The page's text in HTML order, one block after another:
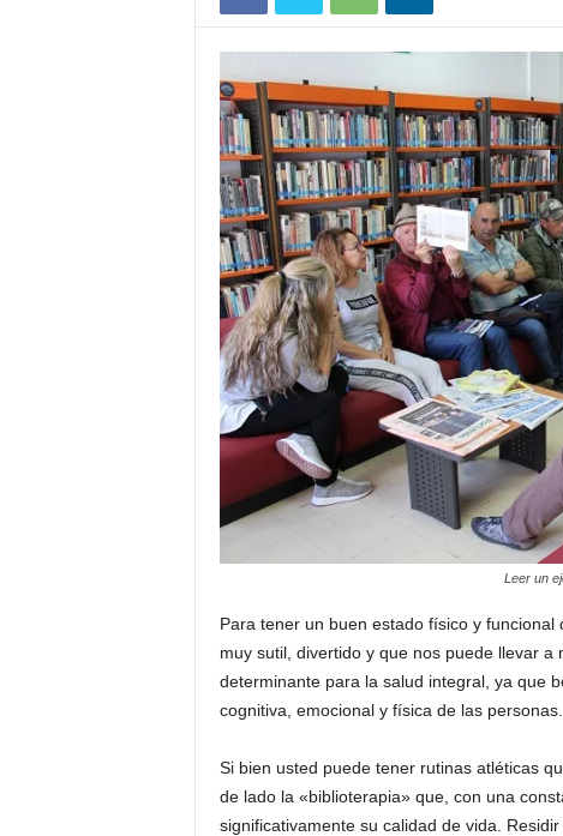
Leer un
Para tener un buen estado físico y
muy sutil, divertido y que nos puede llevar
determinante para la salud integral, ya que
cognitiva, emocional y física de las personas.
Si bien usted puede tener rutinas atléticas
de lado la «biblioterapia» que, con una
significativamente su calidad de vida.